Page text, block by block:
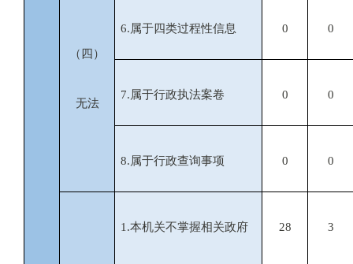
6.属于四类过程性信息 0 0
7.属于行政执法案卷 0 0
8.属于行政查询事项 0 0
（四）
无法
1.本机关不掌握相关政府 28 3